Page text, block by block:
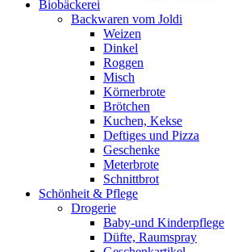
Biobäckerei
Backwaren vom Joldi
Weizen
Dinkel
Roggen
Misch
Körnerbrote
Brötchen
Kuchen, Kekse
Deftiges und Pizza
Geschenke
Meterbrote
Schnittbrot
Schönheit & Pflege
Drogerie
Baby-und Kinderpflege
Düfte, Raumspray